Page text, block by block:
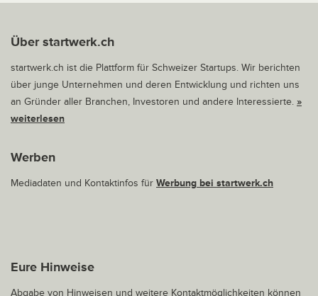
Über startwerk.ch
startwerk.ch ist die Plattform für Schweizer Startups. Wir berichten
über junge Unternehmen und deren Entwicklung und richten uns
an Gründer aller Branchen, Investoren und andere Interessierte. »
weiterlesen
Werben
Mediadaten und Kontaktinfos für Werbung bei startwerk.ch
Eure Hinweise
Abgabe von Hinweisen und weitere Kontaktmöglichkeiten können